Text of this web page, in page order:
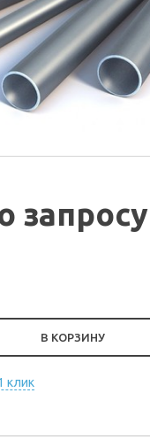
запросу
В КОРЗИНУ
клик